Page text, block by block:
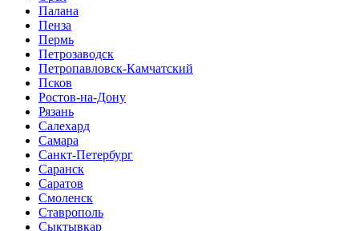
Палана
Пенза
Пермь
Петрозаводск
Петропавловск-Камчатский
Псков
Ростов-на-Дону
Рязань
Салехард
Самара
Санкт-Петербург
Саранск
Саратов
Смоленск
Ставрополь
Сыктывкар